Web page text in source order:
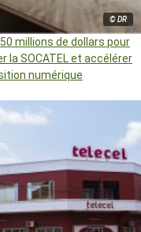
© DR
millions de dollars pour
la SOCATEL et accélérer
numérique